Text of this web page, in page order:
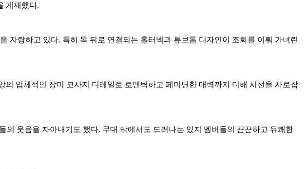
게재했다.
자랑하고 있다. 특히 목 뒤로 연결되는 홀터넥과 튜브톱 디자인이 조화를 이뤄 가녀린
입체적인 장미 코사지 디테일로 로맨틱하고 페미닌한 매력까지 더해 시선을 사로잡
웃음을 자아내기도 했다. 무대 밖에서도 드러나는 있지 멤버들의 끈끈하고 유쾌한